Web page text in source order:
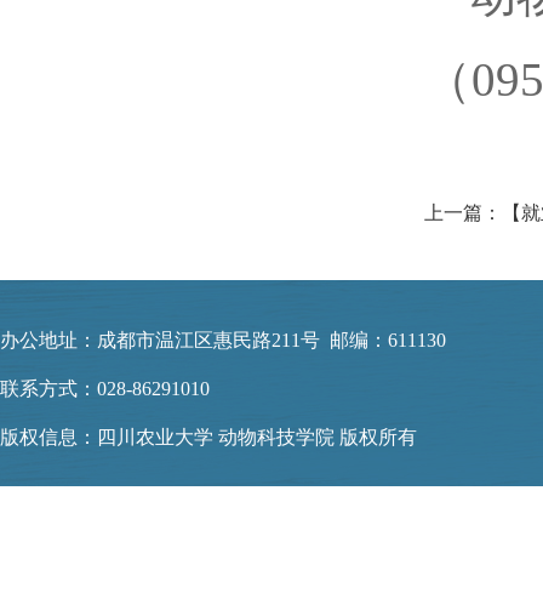
（
办公地址：成都市温江区惠民路211号 邮编：611130
联系方式：028-86291010
版权信息：四川农业大学 动物科技学院 版权所有